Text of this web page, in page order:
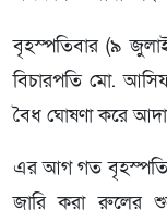
বৃহস্পতিবার (৯
বিচারপতি মো. আসিফ
বৈধ ঘোষণা করে
এর আগ গত
জারি করা রুলের